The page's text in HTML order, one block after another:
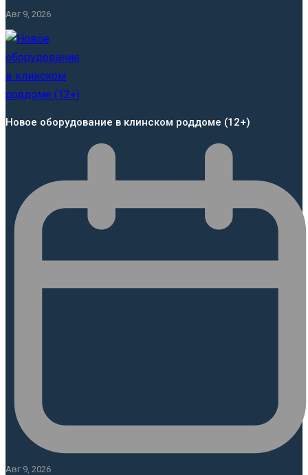
Авг 9, 2026
Новое оборудование в клинском роддоме (12+)
Авг 9, 2026